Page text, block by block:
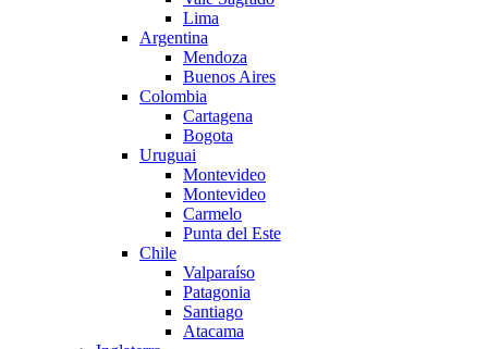
Lima
Argentina
Mendoza
Buenos Aires
Colombia
Cartagena
Bogota
Uruguai
Montevideo
Montevideo
Carmelo
Punta del Este
Chile
Valparaíso
Patagonia
Santiago
Atacama